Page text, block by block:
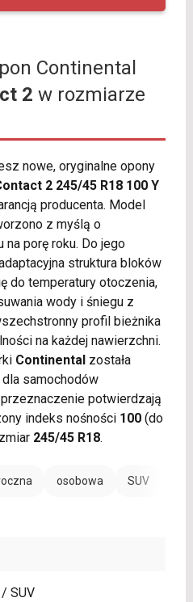
Continental
2 w rozmiarze
nowe, oryginalne opony
2 245/45 R18 100 Y
producenta. Model
z myślą o
porę roku. Do jego
struktura bloków
do temperatury otoczenia,
wody i śniegu z
profil bieżnika
na każdej nawierzchni.
Continentalzostała
samochodów
potwierdzają
indeks nośności 100(do
245/45 R18.
osobowa SUV
SUV